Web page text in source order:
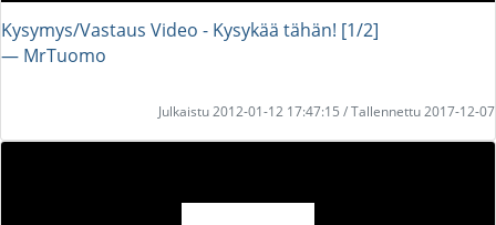
Kysymys/Vastaus Video - Kysykää tähän! [1/2]
― MrTuomo
Julkaistu 2012-01-12 17:47:15 / Tallennettu 2017-12-07